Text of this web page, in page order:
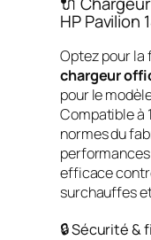
HP Pavilion
Optez pour la
chargeur
pour le
Compatible à
normes du
efficace
surchauffes
🔒 Sécurité &